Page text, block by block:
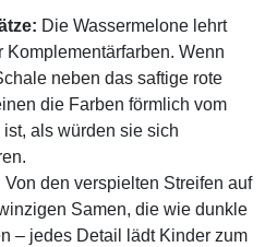
Die Wassermelone lehrt
Komplementärfarben. Wenn
neben das saftige rote
die Farben förmlich vom
als würden sie sich
Von den verspielten Streifen auf
Samen, die wie dunkle
– jedes Detail lädt Kinder zum